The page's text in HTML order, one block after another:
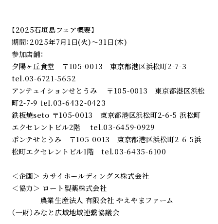
【2025石垣島フェア概要】
期間：2025年7月1日(火)～31日(木)
参加店舗：
夕陽ヶ丘食堂 〒105-0013 東京都港区浜松町2-7-3
tel.03-6721-5652
アンテュイションせとうみ 〒105-0013 東京都港区浜松
町2-7-9 tel.03-6432-0423
鉄板焼seto 〒105-0013 東京都港区浜松町2-6-5 浜松町
エクセレントビル2階 tel.03-6459-0929
ポンテせとうみ 〒105-0013 東京都港区浜松町2-6-5浜
松町エクセレントビル1階 tel.03-6435-6100
＜企画＞ カサイホールディングス株式会社
＜協力＞ ロート製薬株式会社
農業生産法人 有限会社 やえやまファーム
（一財）みなと広域地域連繋協議会